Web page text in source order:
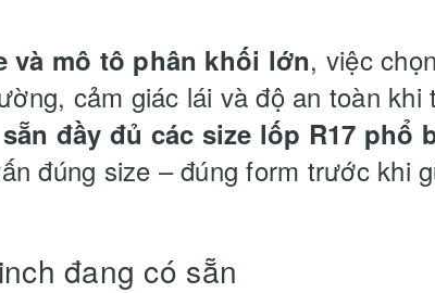
và mô tô phân khối lớn, việc
cảm giác lái và độ an toàn khi
đầy đủ các size lốp R17 phổ
đúng size – đúng form trước khi
đang có sẵn